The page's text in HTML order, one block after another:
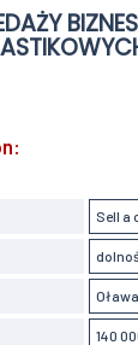
Sell a
Oława
140